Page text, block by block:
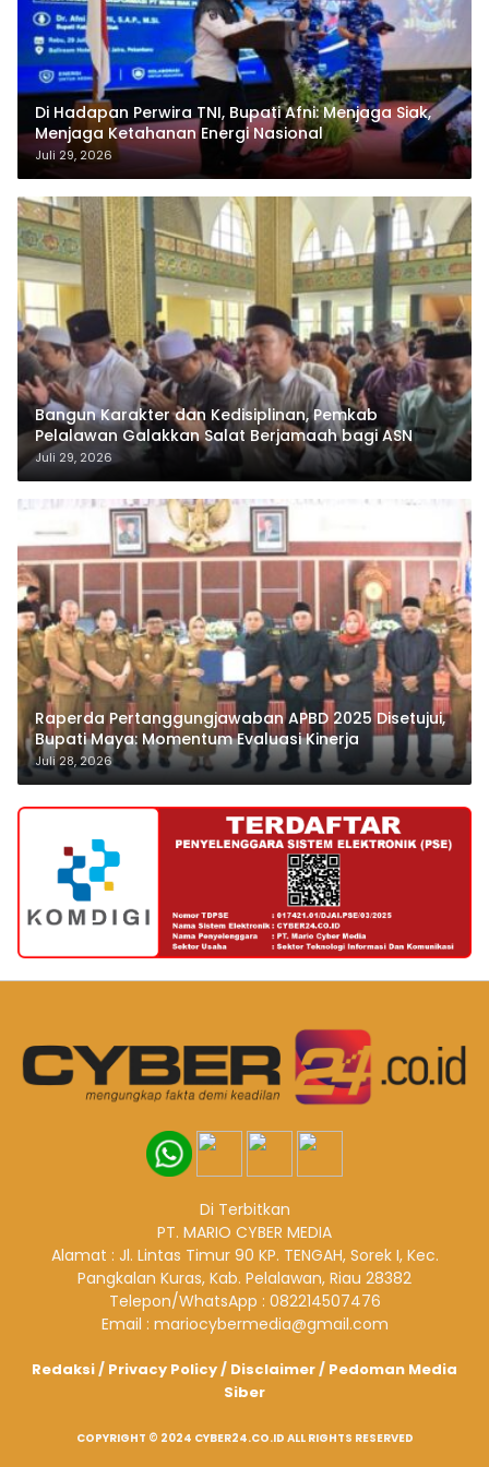
Di Hadapan Perwira TNI, Bupati Afni: Menjaga Siak,
Menjaga Ketahanan Energi Nasional
Juli 29, 2026
Bangun Karakter dan Kedisiplinan, Pemkab
Pelalawan Galakkan Salat Berjamaah bagi ASN
Juli 29, 2026
Raperda Pertanggungjawaban APBD 2025 Disetujui,
Bupati Maya: Momentum Evaluasi Kinerja
Juli 28, 2026
Di Terbitkan
PT. MARIO CYBER MEDIA
Alamat : Jl. Lintas Timur 90 KP. TENGAH, Sorek I, Kec.
Pangkalan Kuras, Kab. Pelalawan, Riau 28382
Telepon/WhatsApp : 082214507476
Email : mariocybermedia@gmail.com
Redaksi/ Privacy Policy/ Disclaimer/ Pedoman Media
Siber
COPYRIGHT © 2024 CYBER24.CO.ID ALL RIGHTS RESERVED